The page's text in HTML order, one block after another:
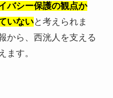
バシー保護の観点か
いないと考えられま
から、西洸人を支える
ます。